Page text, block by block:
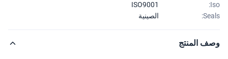
ISO9001
الصينية
المنتج